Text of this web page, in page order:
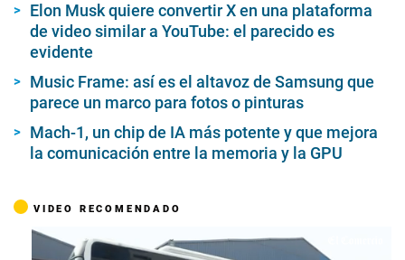
Elon Musk quiere convertir X en una plataforma
de video similar a YouTube: el parecido es
evidente
Music Frame: así es el altavoz de Samsung que
parece un marco para fotos o pinturas
Mach-1, un chip de IA más potente y que mejora
la comunicación entre la memoria y la GPU
VIDEO RECOMENDADO